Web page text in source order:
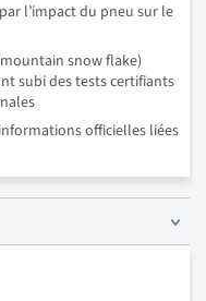
l’impact du pneu sur le
snow flake)
subi des tests certifiants
officielles liées